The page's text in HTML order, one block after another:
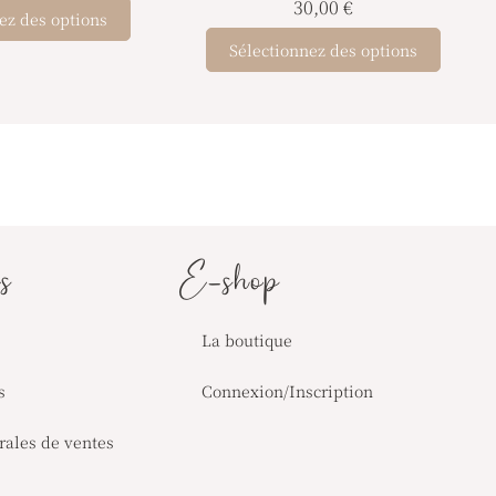
des options
30,00 €
Sélectionnez des options
de ventes
E-shop
La boutique
Connexion/Inscription